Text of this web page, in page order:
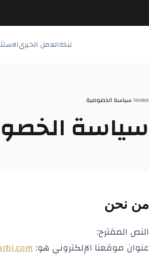
نبذةالعمل الخيري
Home
/سياسة الخصوصية
سياسة
من نحن
النص المقترح:
عنوان موقعنا الإلكتروني هو: